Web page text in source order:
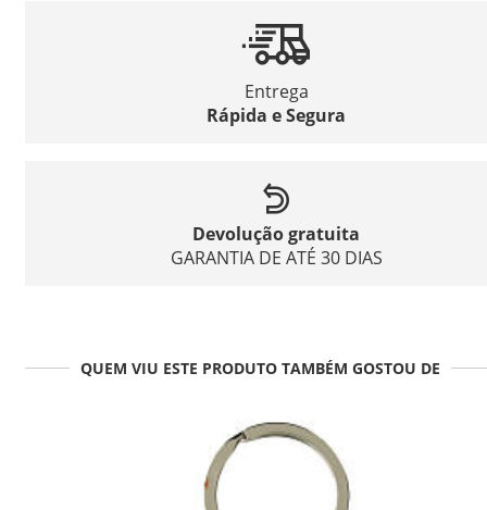
Entrega
Rápida e Segura
Devolução gratuita
GARANTIA DE ATÉ 30 DIAS
QUEM VIU ESTE PRODUTO TAMBÉM GOSTOU DE